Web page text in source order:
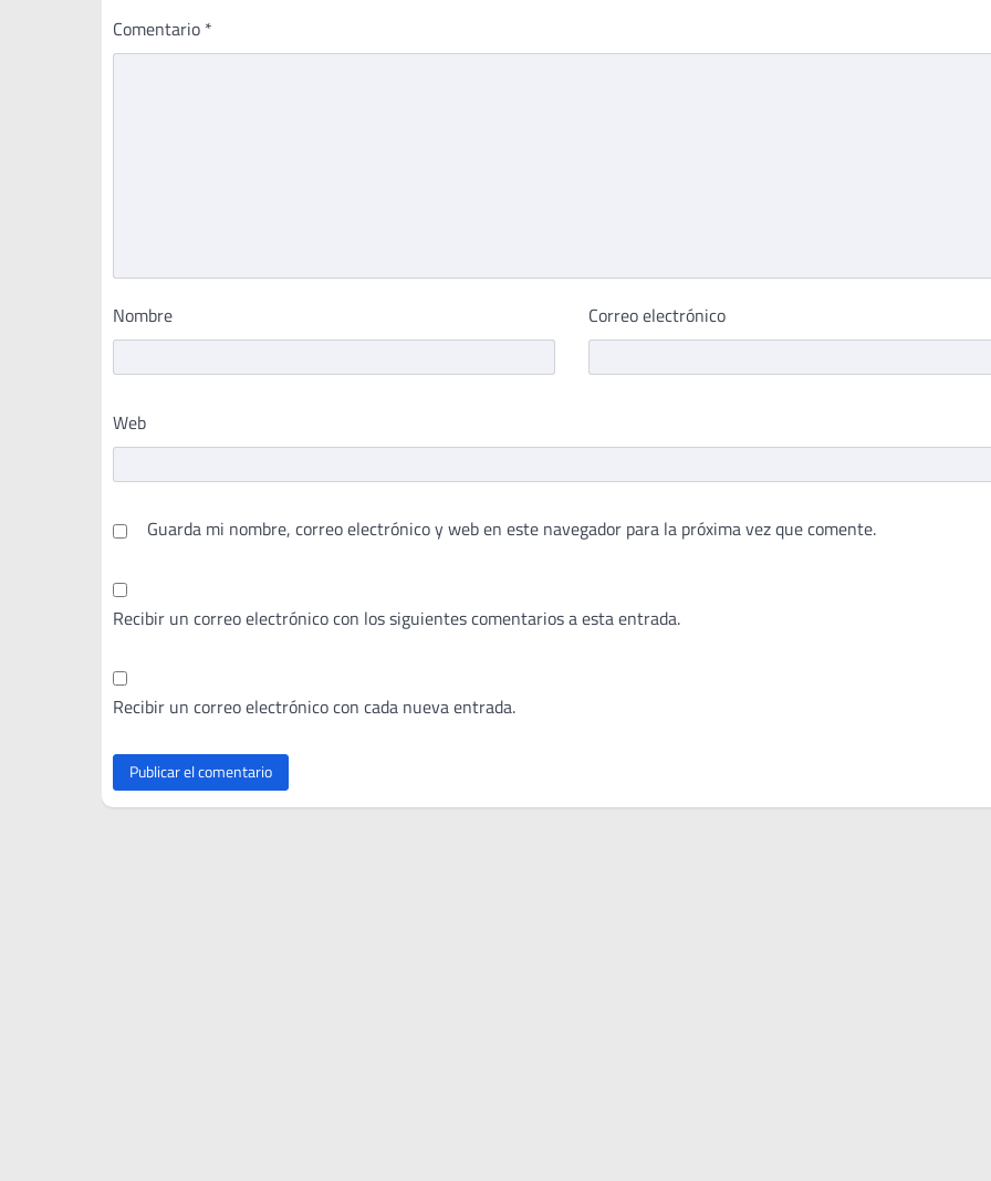
Comentario *
Nombre Correo electrónico
Web
Guarda mi nombre, correo electrónico y web en este navegador para la próxima vez que comente.
Recibir un correo electrónico con los siguientes comentarios a esta entrada.
Recibir un correo electrónico con cada nueva entrada.